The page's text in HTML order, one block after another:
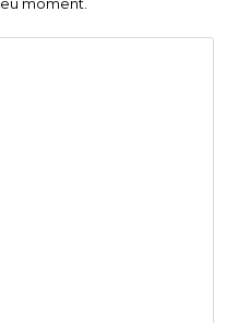
moment.